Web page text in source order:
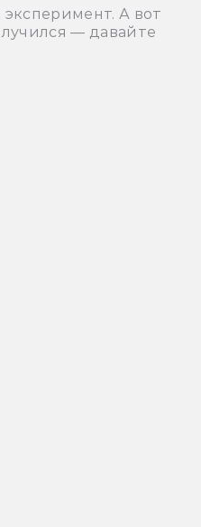
А вот
— давайте